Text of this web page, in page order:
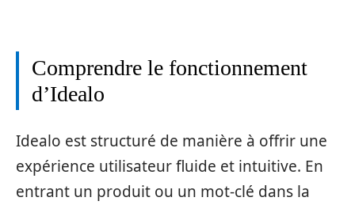
Comprendre le fonctionnement
d’Idealo
Idealo est structuré de manière à offrir une
expérience utilisateur fluide et intuitive. En
entrant un produit ou un mot-clé dans la